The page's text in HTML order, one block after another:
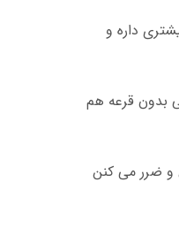
داره و
تضمینی بدون قرعه هم
و ضرر می کنن